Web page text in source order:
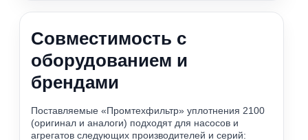
Совместимость с
оборудованием и
брендами
Поставляемые «Промтехфильтр» уплотнения 2100
(оригинал и аналоги) подходят для насосов и
агрегатов следующих производителей и серий: